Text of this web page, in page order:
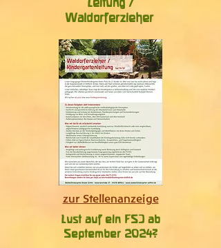
Leitung /
Waldorferzieher
zur Stellenanzeige
Lust auf ein FSJ ab
September 2024?